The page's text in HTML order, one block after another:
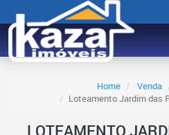
Home Venda
Loteamento Jardim das
LOTEAMENTO